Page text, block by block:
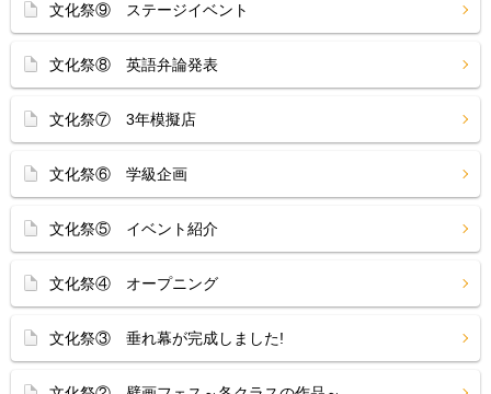
文化祭⑨ ステージイベント
文化祭⑧ 英語弁論発表
文化祭⑦ 3年模擬店
文化祭⑥ 学級企画
文化祭⑤ イベント紹介
文化祭④ オープニング
文化祭③ 垂れ幕が完成しました!